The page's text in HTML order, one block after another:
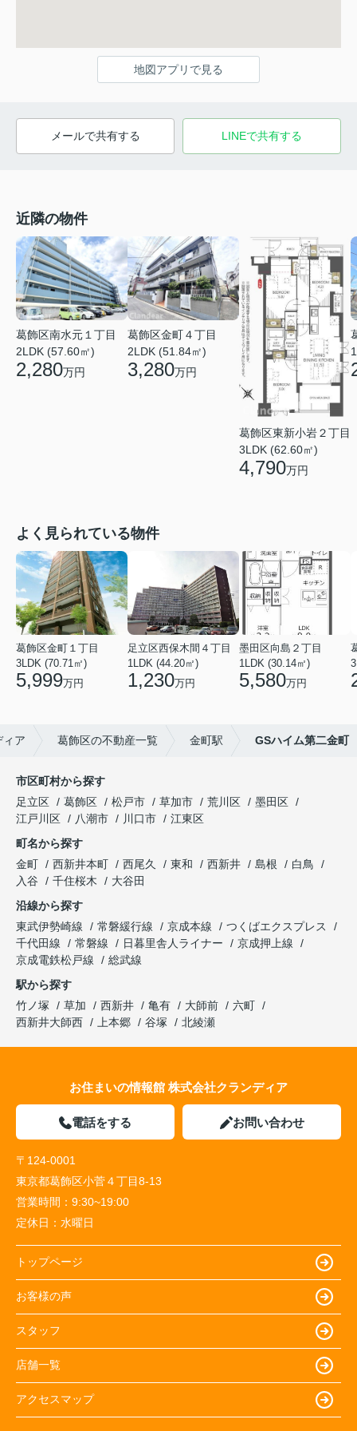
地図アプリで見る
メールで共有する LINEで共有する
近隣の物件
葛飾区南水元１丁目
2LDK (57.60㎡)
2,280万円
葛飾区金町４丁目
2LDK (51.84㎡)
3,280万円
葛飾区東新小岩２丁目
3LDK (62.60㎡)
4,790万円
よく見られている物件
葛飾区金町１丁目
3LDK (70.71㎡)
5,999万円
足立区西保木間４丁目
1LDK (44.20㎡)
1,230万円
墨田区向島２丁目
1LDK (30.14㎡)
5,580万円
ィア 葛飾区の不動産一覧 金町駅 GSハイム第二金町
市区町村から探す
足立区
葛飾区 松戸市 草加市 荒川区
墨田区
江戸川区
八潮市 川口市
江東区
町名から探す
金町
西新井本町 西尾久 東和 西新井 島根
白鳥
入谷
千住桜木
大谷田
沿線から探す
東武伊勢崎線
常磐緩行線 京成本線
つくばエクスプレス
千代田線
常磐線 日暮里舎人ライナー
京成押上線
京成電鉄松戸線
総武線
駅から探す
竹ノ塚
草加 西新井 亀有 大師前
六町
西新井大師西
上本郷 谷塚 北綾瀬
お住まいの情報館 株式会社クランディア
電話をする お問い合わせ
〒124-0001
東京都葛飾区小菅４丁目8-13
営業時間： 9:30~19:00
定休日： 水曜日
トップページ
お客様の声
スタッフ
店舗一覧
アクセスマップ